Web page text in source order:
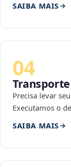
SAIBA MAIS
04
Precisa levar
Executamos o
SAIBA MAIS